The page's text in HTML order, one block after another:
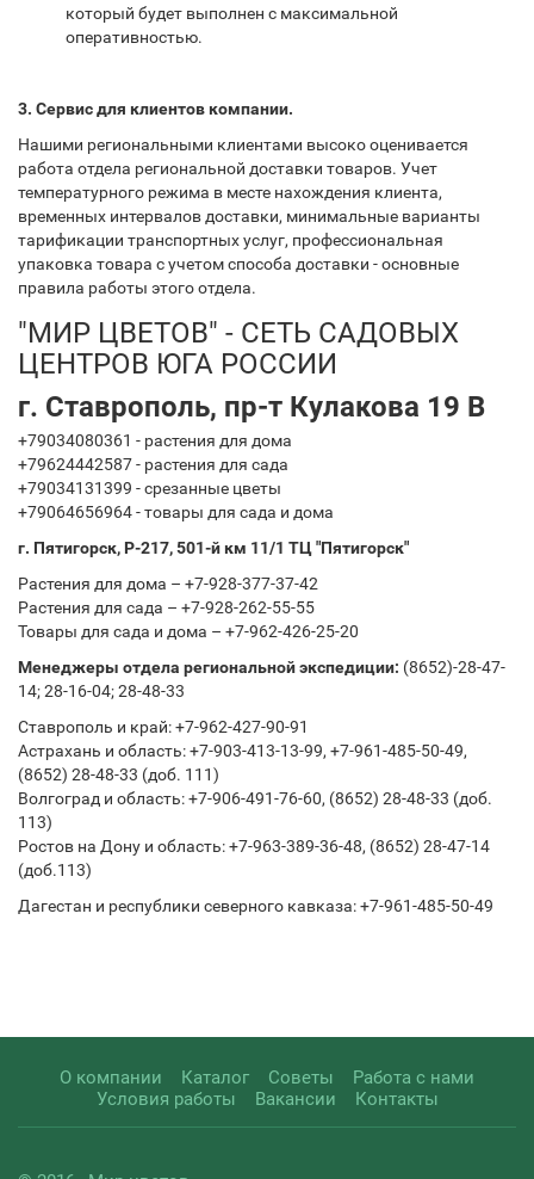
который будет выполнен с максимальной
оперативностью.
3. Сервис для клиентов компании.
Нашими региональными клиентами высоко оценивается
работа отдела региональной доставки товаров. Учет
температурного режима в месте нахождения клиента,
временных интервалов доставки, минимальные варианты
тарификации транспортных услуг, профессиональная
упаковка товара с учетом способа доставки - основные
правила работы этого отдела.
"МИР ЦВЕТОВ" - СЕТЬ САДОВЫХ
ЦЕНТРОВ ЮГА РОССИИ
г. Ставрополь, пр-т Кулакова 19 В
+79034080361 - растения для дома
+79624442587 - растения для сада
+79034131399 - срезанные цветы
+79064656964 - товары для сада и дома
г. Пятигорск, Р-217, 501-й км 11/1 ТЦ "Пятигорск"
Растения для дома – +7-928-377-37-42
Растения для сада – +7-928-262-55-55
Товары для сада и дома – +7-962-426-25-20
Менеджеры отдела региональной экспедиции: (8652)-28-47-
14; 28-16-04; 28-48-33
Ставрополь и край: +7-962-427-90-91
Астрахань и область: +7-903-413-13-99, +7-961-485-50-49,
(8652) 28-48-33 (доб. 111)
Волгоград и область: +7-906-491-76-60, (8652) 28-48-33 (доб.
113)
Ростов на Дону и область: +7-963-389-36-48, (8652) 28-47-14
(доб.113)
Дагестан и республики северного кавказа: +7-961-485-50-49
О компании Каталог Советы
Работа с нами
Условия работы
Вакансии Контакты